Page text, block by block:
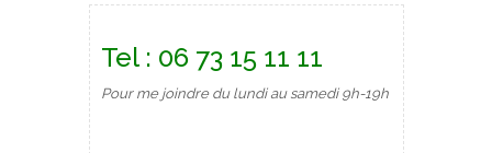
Tel : 06 73 15 11 11
Pour me joindre du lundi au samedi 9h-19h